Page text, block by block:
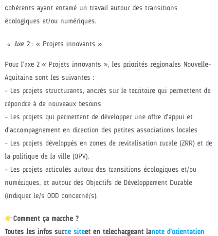
cohérents ayant entamé un travail autour des transitions
écologiques et/ou numériques.
Axe 2 : « Projets innovants »
Pour l’axe 2 « Projets innovants », les priorités régionales Nouvelle-
Aquitaine sont les suivantes :
– Les projets structurants, ancrés sur le territoire qui permettent de
répondre à de nouveaux besoins
– Les projets qui permettent de développer une offre d’appui et
d’accompagnement en direction des petites associations locales
– Les projets développés en zones de revitalisation rurale (ZRR) et de
la politique de la ville (QPV).
– Les projets articulés autour des transitions écologiques et/ou
numériques, et autour des Objectifs de Développement Durable
(indiquer le/s ODD concerné/s).
Comment ça marche ?
Toutes les infos surce siteet en téléchargeant lanote d’orientation